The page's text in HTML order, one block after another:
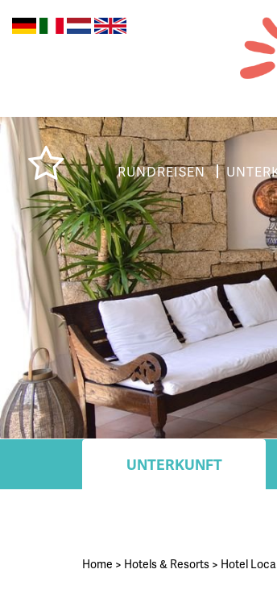
RUNDREISEN
UNTERKUNFT
Home > Hotels & Resorts > Hotel